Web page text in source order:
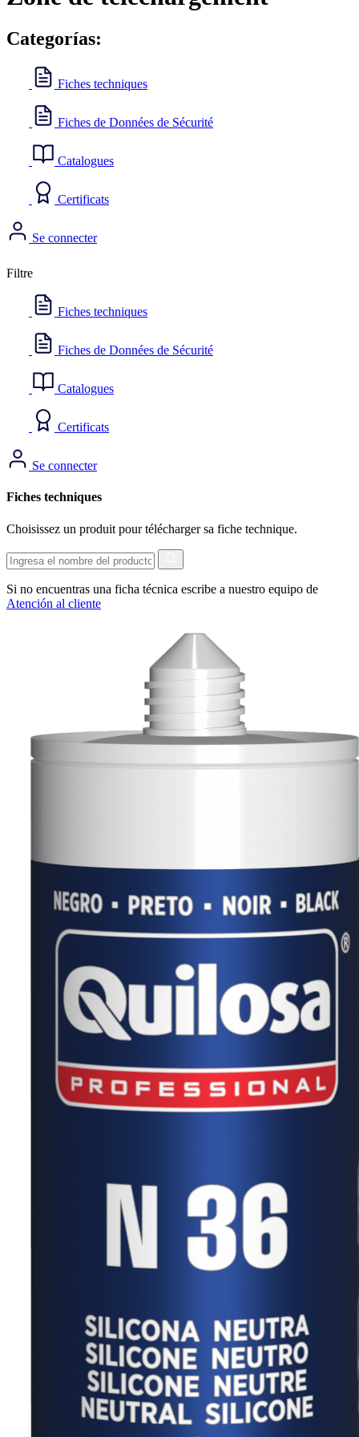
Categorías:
Fiches techniques
Fiches de Données de Sécurité
Catalogues
Certificats
Se connecter
Filtre
Fiches techniques
Fiches de Données de Sécurité
Catalogues
Certificats
Se connecter
Fiches techniques
Choisissez un produit pour télécharger sa fiche technique.
Chercher
Si no encuentras una ficha técnica escribe a nuestro equipo de
Atención al cliente